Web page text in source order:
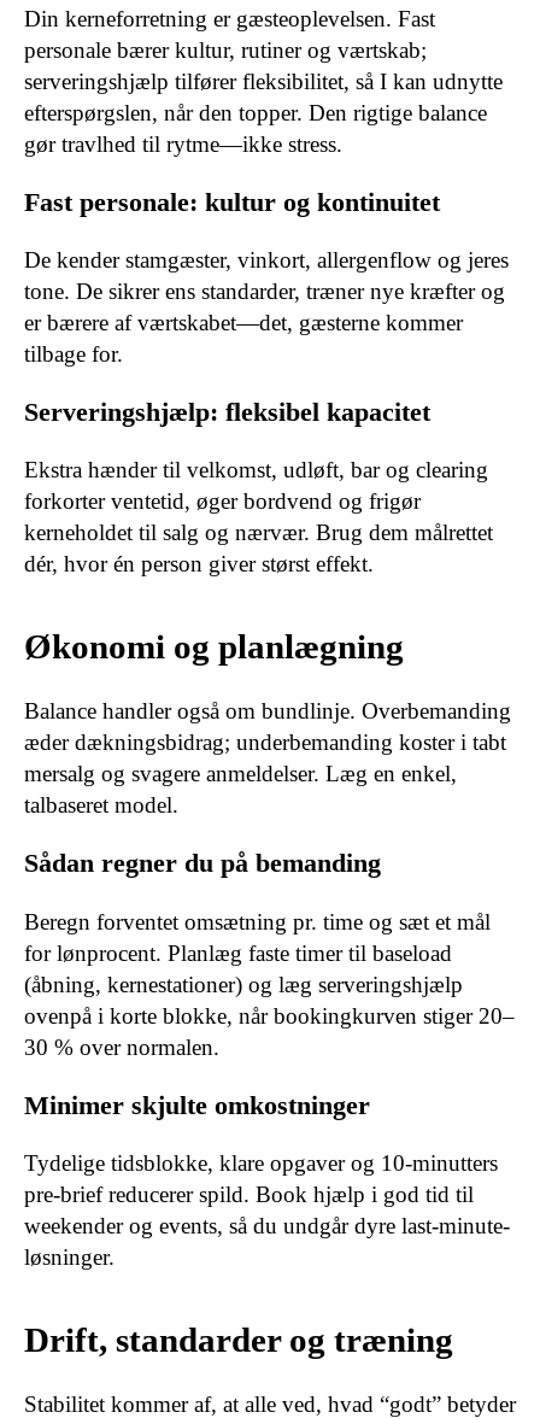
Din kerneforretning er gæsteoplevelsen. Fast
personale bærer kultur, rutiner og værtskab;
serveringshjælp tilfører fleksibilitet, så I kan udnytte
efterspørgslen, når den topper. Den rigtige balance
gør travlhed til rytme—ikke stress.
Fast personale: kultur og kontinuitet
De kender stamgæster, vinkort, allergenflow og jeres
tone. De sikrer ens standarder, træner nye kræfter og
er bærere af værtskabet—det, gæsterne kommer
tilbage for.
Serveringshjælp: fleksibel kapacitet
Ekstra hænder til velkomst, udløft, bar og clearing
forkorter ventetid, øger bordvend og frigør
kerneholdet til salg og nærvær. Brug dem målrettet
dér, hvor én person giver størst effekt.
Økonomi og planlægning
Balance handler også om bundlinje. Overbemanding
æder dækningsbidrag; underbemanding koster i tabt
mersalg og svagere anmeldelser. Læg en enkel,
talbaseret model.
Sådan regner du på bemanding
Beregn forventet omsætning pr. time og sæt et mål
for lønprocent. Planlæg faste timer til baseload
(åbning, kernestationer) og læg serveringshjælp
ovenpå i korte blokke, når bookingkurven stiger 20–
30 % over normalen.
Minimer skjulte omkostninger
Tydelige tidsblokke, klare opgaver og 10-minutters
pre-brief reducerer spild. Book hjælp i god tid til
weekender og events, så du undgår dyre last-minute-
løsninger.
Drift, standarder og træning
Stabilitet kommer af, at alle ved, hvad “godt” betyder